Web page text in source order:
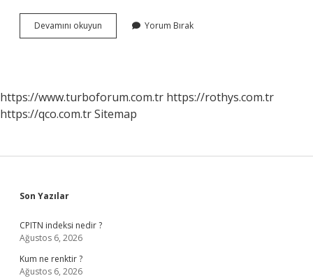
Devamını okuyun
Bölükbaşı
Yorum Bırak
https://www.turboforum.com.tr https://rothys.com.tr
https://qco.com.trSitemap
Sidebar
Son Yazılar
CPITN indeksi nedir ?
Ağustos 6, 2026
Kum ne renktir ?
Ağustos 6, 2026